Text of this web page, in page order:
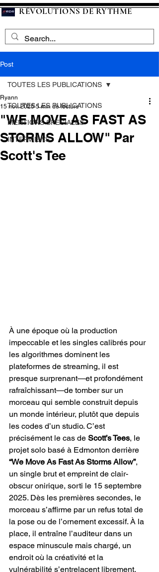
RÉVOLUTIONS DE RYTHME
Post
TOUTES LES PUBLICATIONS
MENTIONS SPECIALES
INTERVIEWS
TOUTES LES PUBLICATIONS
"WE MOVE AS FAST AS
STORMS ALLOW" Par
Scott's Tee
Ryann
15 nov. 2025 5 min de lecture
À une époque où la production
impeccable et les singles calibrés pour
les algorithmes dominent les
plateformes de streaming, il est
presque surprenant—et profondément
rafraîchissant—de tomber sur un
morceau qui semble construit depuis
un monde intérieur, plutôt que depuis
les codes d’un studio. C’est
précisément le cas de Scott’s Tees, le
projet solo basé à Edmonton derrière
“We Move As Fast As Storms Allow”,
un single brut et empreint de clair-
obscur onirique, sorti le 15 septembre
2025. Dès les premières secondes, le
morceau s’affirme par un refus total de
la pose ou de l’ornement excessif. À la
place, il entraîne l’auditeur dans un
espace minuscule mais chargé, un
endroit où la créativité et la
vulnérabilité s’entrelacent librement.